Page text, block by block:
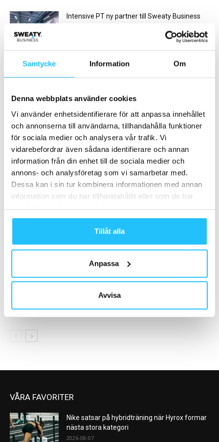
Samtycke Information Om
Denna webbplats använder cookies
Vi använder enhetsidentifierare för att anpassa innehållet
och annonserna till användarna, tillhandahålla funktioner
för sociala medier och analysera vår trafik. Vi
vidarebefordrar även sådana identifierare och annan
information från din enhet till de sociala medier och
annons- och analysföretag som vi samarbetar med.
Dessa kan i sin tur kombinera informationen med annan
information som du har tillhandahållit eller som de har
Tillåt alla
Anpassa
Avvisa
Intensive PT ny partner till Sweaty Business
Ladda fler
Business
Hälsofabriken i Åtvidaberg
satsar nytt med Milon Q
Gruppträning
Barncancerfonden – med
idrottsevent som vapen mot
Business
Pelle Sundström, BRP | Wondr
Cool places
Invigning STC Hötorget
VÅRA FAVORITER
Nike satsar på hybridträning när Hyrox formar
nästa stora kategori
2026-08-07